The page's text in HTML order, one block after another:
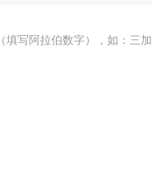
填写阿拉伯数字），如：三加